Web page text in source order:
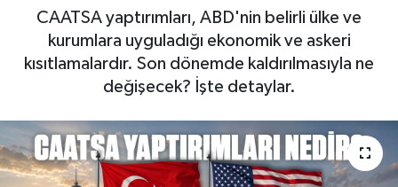
CAATSA yaptırımları, ABD'nin belirli ülke ve
kurumlara uyguladığı ekonomik ve askeri
kısıtlamalardır. Son dönemde kaldırılmasıyla ne
değişecek? İşte detaylar.
Künye
Son Dakika Haberleri
Haber Arşivi